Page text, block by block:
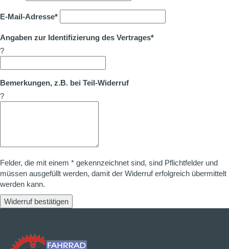
E-Mail-Adresse*
Angaben zur Identifizierung des Vertrages*
?
Bemerkungen, z.B. bei Teil-Widerruf
?
Felder, die mit einem * gekennzeichnet sind, sind Pflichtfelder und
müssen ausgefüllt werden, damit der Widerruf erfolgreich übermittelt
werden kann.
Widerruf bestätigen